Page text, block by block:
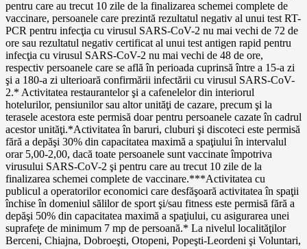
pentru care au trecut 10 zile de la finalizarea schemei complete de
vaccinare, persoanele care prezintă rezultatul negativ al unui test RT-
PCR pentru infecţia cu virusul SARS-CoV-2 nu mai vechi de 72 de
ore sau rezultatul negativ certificat al unui test antigen rapid pentru
infecţia cu virusul SARS-CoV-2 nu mai vechi de 48 de ore,
respectiv persoanele care se află în perioada cuprinsă între a 15-a zi
şi a 180-a zi ulterioară confirmării infectării cu virusul SARS-CoV-
2.* Activitatea restaurantelor şi a cafenelelor din interiorul
hotelurilor, pensiunilor sau altor unităţi de cazare, precum şi la
terasele acestora este permisă doar pentru persoanele cazate în cadrul
acestor unităţi.*Activitatea în baruri, cluburi şi discoteci este permisă
fără a depăşi 30% din capacitatea maximă a spaţiului în intervalul
orar 5,00-2,00, dacă toate persoanele sunt vaccinate împotriva
virusului SARS-CoV-2 şi pentru care au trecut 10 zile de la
finalizarea schemei complete de vaccinare.***Activitatea cu
publicul a operatorilor economici care desfăşoară activitatea în spaţii
închise în domeniul sălilor de sport şi/sau fitness este permisă fără a
depăşi 50% din capacitatea maximă a spaţiului, cu asigurarea unei
suprafeţe de minimum 7 mp de persoană.* La nivelul localităţilor
Berceni, Chiajna, Dobroeşti, Otopeni, Popeşti-Leordeni şi Voluntari,